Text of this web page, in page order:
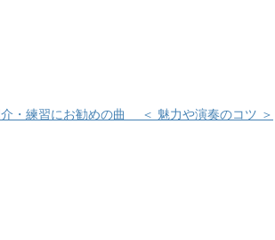
介・練習にお勧めの曲 ＜ 魅力や演奏のコツ ＞